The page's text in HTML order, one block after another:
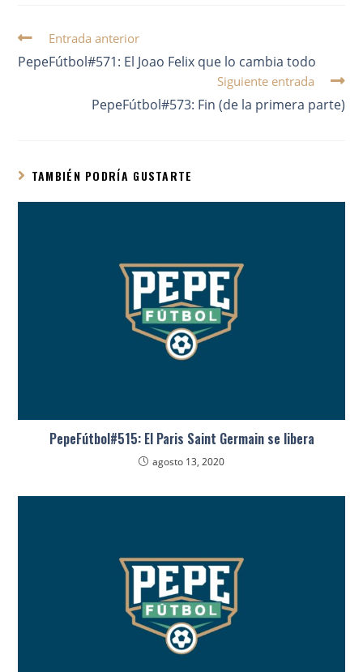
Entrada anterior
PepeFútbol#571: El Joao Felix que lo cambia todo
Siguiente entrada
PepeFútbol#573: Fin (de la primera parte)
TAMBIÉN PODRÍA GUSTARTE
PepeFútbol#515: El Paris Saint Germain se libera
agosto 13, 2020